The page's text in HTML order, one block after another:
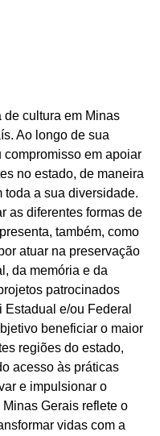
cultura em Minas
Ao longo de sua
compromisso em apoiar
no estado, de maneira
toda a sua diversidade.
as diferentes formas de
também, como
atuar na preservação
da memória e da
patrocinados
e/ou Federal
beneficiar o maior
regiões do estado,
acesso às práticas
e impulsionar o
Gerais reflete o
vidas com a